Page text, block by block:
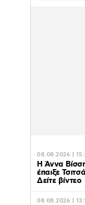
08.08.2026 |
Η Άννα
έπαιξε
Δείτε βίντεο
08.08.2026 |